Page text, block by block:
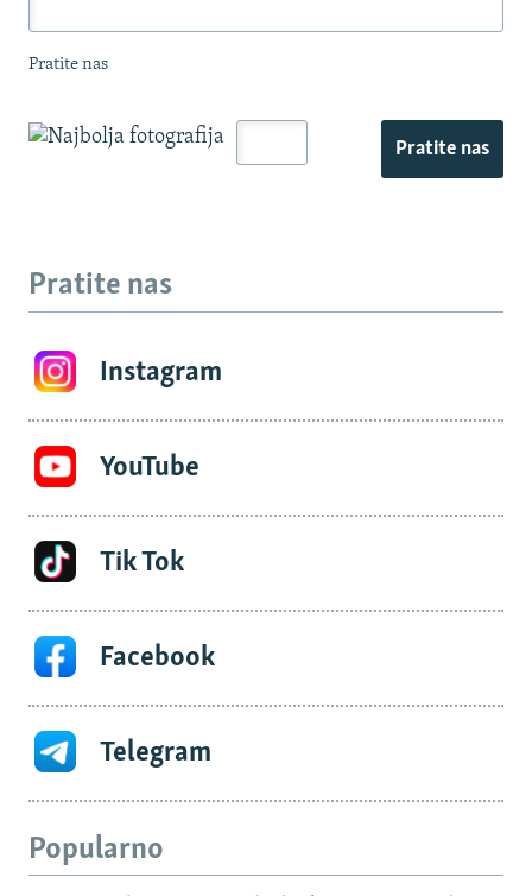
Pratite nas
Pratite nas
Pratite nas
Instagram
YouTube
Tik Tok
Facebook
Telegram
Popularno